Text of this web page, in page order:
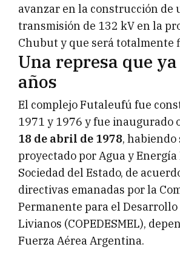
avanzar en la construcción de
transmisión de 132 kV en la
Chubut y que será totalmente
Una represa que
años
El complejo Futaleufú fue
1971 y 1976 y fue inaugurado
18 de abril de 1978, habiendo
proyectado por Agua y
Sociedad del Estado, de
directivas emanadas por la
Permanente para el Desarrollo
Livianos (COPEDESMEL),
Fuerza Aérea Argentina.